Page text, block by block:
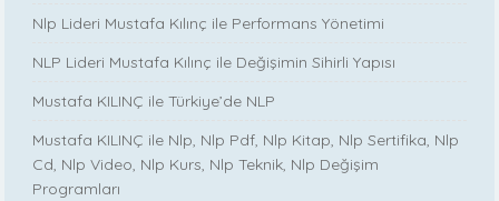
Nlp Lideri Mustafa Kılınç ile Performans Yönetimi
NLP Lideri Mustafa Kılınç ile Değişimin Sihirli Yapısı
Mustafa KILINÇ ile Türkiye’de NLP
Mustafa KILINÇ ile Nlp, Nlp Pdf, Nlp Kitap, Nlp Sertifika, Nlp
Cd, Nlp Video, Nlp Kurs, Nlp Teknik, Nlp Değişim
Programları